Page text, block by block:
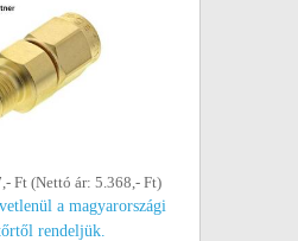
Ft (Nettó ár: 5.368,- Ft)
a magyarországi
rendeljük.